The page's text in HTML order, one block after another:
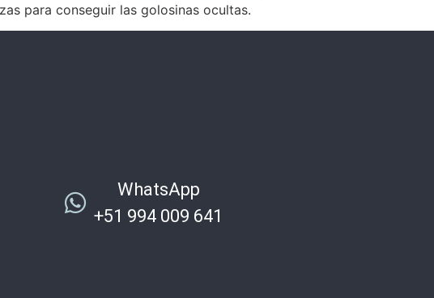
para conseguir las golosinas ocultas.
WhatsApp
+51 994 009 641